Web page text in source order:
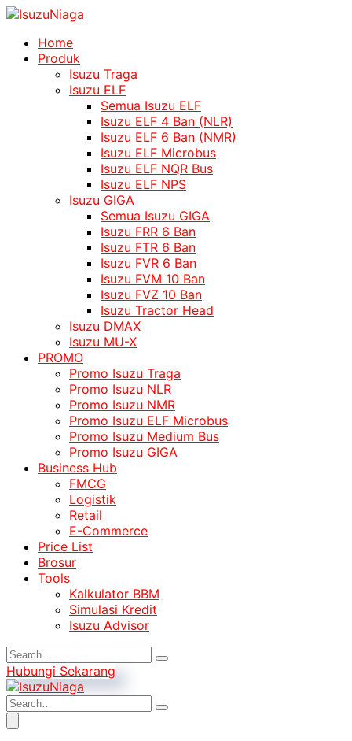
Home
Produk
Isuzu Traga
Isuzu ELF
Semua Isuzu ELF
Isuzu ELF 4 Ban (NLR)
Isuzu ELF 6 Ban (NMR)
Isuzu ELF Microbus
Isuzu ELF NQR Bus
Isuzu ELF NPS
Isuzu GIGA
Semua Isuzu GIGA
Isuzu FRR 6 Ban
Isuzu FTR 6 Ban
Isuzu FVR 6 Ban
Isuzu FVM 10 Ban
Isuzu FVZ 10 Ban
Isuzu Tractor Head
Isuzu DMAX
Isuzu MU-X
PROMO
Promo Isuzu Traga
Promo Isuzu NLR
Promo Isuzu NMR
Promo Isuzu ELF Microbus
Promo Isuzu Medium Bus
Promo Isuzu GIGA
Business Hub
FMCG
Logistik
Retail
E-Commerce
Price List
Brosur
Tools
Kalkulator BBM
Simulasi Kredit
Isuzu Advisor
Hubungi Sekarang